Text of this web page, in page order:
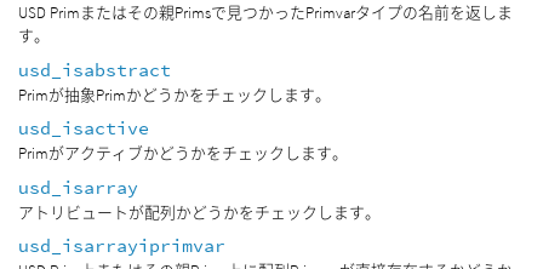
USD Primまたはその親Primsで見つかったPrimvarタイプの名前を返しま
す。
usd_isabstract
Primが抽象Primかどうかをチェックします。
usd_isactive
Primがアクティブかどうかをチェックします。
usd_isarray
アトリビュートが配列かどうかをチェックします。
usd_isarrayiprimvar